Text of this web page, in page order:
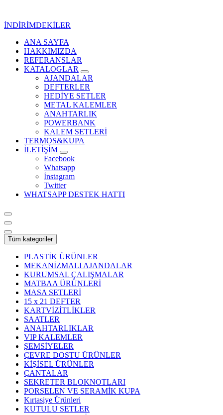
İNDİRİMDEKİLER
Kurumsal Promosyon-Hediyelik
ANA SAYFA
HAKKIMIZDA
REFERANSLAR
KATALOGLAR
AJANDALAR
DEFTERLER
HEDİYE SETLER
METAL KALEMLER
ANAHTARLIK
POWERBANK
KALEM SETLERİ
TERMOS&KUPA
İLETİŞİM
Facebook
Whatsapp
İnstagram
Twitter
WHATSAPP DESTEK HATTI
Tüm kategoriler
PLASTİK ÜRÜNLER
MEKANİZMALI AJANDALAR
KURUMSAL ÇALIŞMALAR
MATBAA ÜRÜNLERİ
MASA SETLERİ
15 x 21 DEFTER
KARTVİZİTLİKLER
SAATLER
ANAHTARLIKLAR
VIP KALEMLER
ŞEMSİYELER
ÇEVRE DOSTU ÜRÜNLER
KİŞİSEL ÜRÜNLER
ÇANTALAR
SEKRETER BLOKNOTLARI
PORSELEN VE SERAMİK KUPA
Kırtasiye Ürünleri
KUTULU SETLER